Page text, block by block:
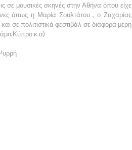
σε μουσικές σκηνές στην Αθήνα όπου είχε
όπως η Μαρία Σουλτάτου , ο Ζαχαρίας
σε πολιτιστικά φεστιβάλ σε διάφορα μέρη
κ.α)